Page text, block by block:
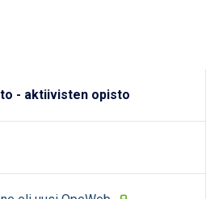
- aktiivisten opisto